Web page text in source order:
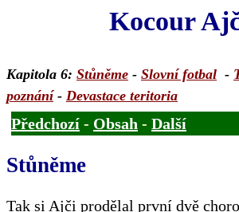
Kocour
Kapitola 6: Stůněme - Slovní fotbal -
poznání- Devastace teritoria
Předchozí - Obsah - Další
Stůněme
Tak si Ajči prodělal první dvě